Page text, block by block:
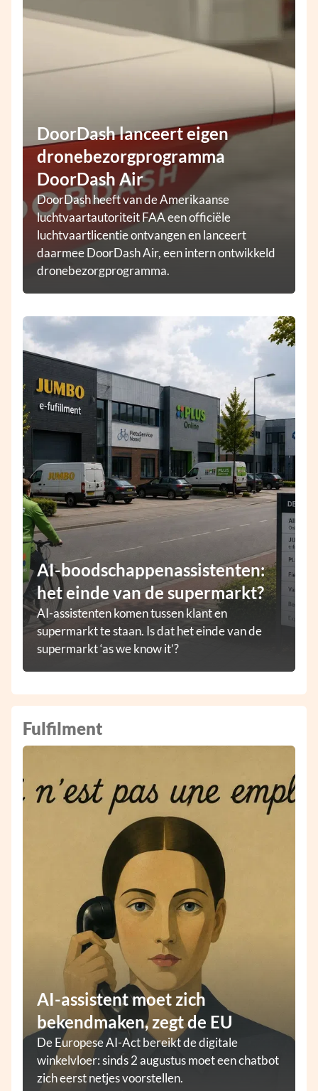
AI-boodschappenassistenten:
het einde van de supermarkt?
AI-assistenten komen tussen klant en
supermarkt te staan. Is dat het einde van de
supermarkt ‘as we know it’?
DoorDash lanceert eigen
dronebezorgprogramma
DoorDash Air
DoorDash heeft van de Amerikaanse
luchtvaartautoriteit FAA een officiële
luchtvaartlicentie ontvangen en lanceert
daarmee DoorDash Air, een intern ontwikkeld
dronebezorgprogramma.
Fulfilment
AI-assistent moet zich
bekendmaken, zegt de EU
De Europese AI-Act bereikt de digitale
winkelvloer: sinds 2 augustus moet een chatbot
zich eerst netjes voorstellen.